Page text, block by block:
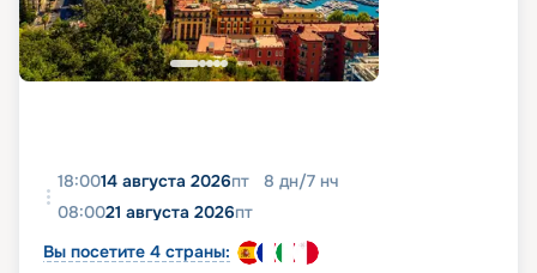
18:0014 августа 2026пт 8 дн/7 нч
08:0021 августа 2026пт
Вы посетите 4 страны: